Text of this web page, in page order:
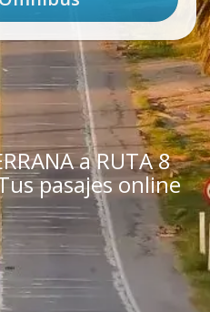
a RUTA 8
pasajes online